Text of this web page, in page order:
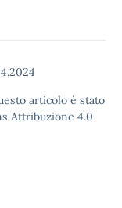
articolo è stato
Attribuzione 4.0